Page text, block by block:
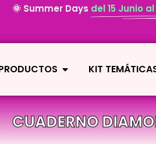
🌞 Summer Days del 15 Junio
KIT
CUADERNO